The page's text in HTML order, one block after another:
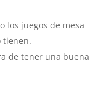
los juegos de mesa
tienen.
de tener una buena